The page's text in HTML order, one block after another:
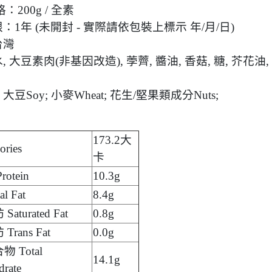
手霜,打8折
罐 送綜合水果穀片1罐
系列 促銷95折
醬240g-全素
紅/白酒 第二件8折
：200g / 全素
1年 (未開封 - 實際請依包裝上標示 年/月/日)
灣
大豆素肉(非基因改造), 荸薺, 醬油, 香菇, 糖, 芥花
豆Soy; 小麥Wheat; 花生/堅果類成分Nuts;
173.2大
卡
10.3g
Fat
8.4g
Saturated Fat
0.8g
Trans Fat
0.0g
Total
14.1g